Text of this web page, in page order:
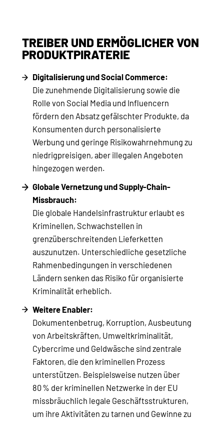
TREIBER UND ERMÖGLICHER VON
PRODUKTPIRATERIE
Digitalisierung und Social Commerce:
Die zunehmende Digitalisierung sowie die
Rolle von Social Media und Influencern
fördern den Absatz gefälschter Produkte, da
Konsumenten durch personalisierte
Werbung und geringe Risikowahrnehmung zu
niedrigpreisigen, aber illegalen Angeboten
hingezogen werden.
Globale Vernetzung und Supply-Chain-
Missbrauch:
Die globale Handelsinfrastruktur erlaubt es
Kriminellen, Schwachstellen in
grenzüberschreitenden Lieferketten
auszunutzen. Unterschiedliche gesetzliche
Rahmenbedingungen in verschiedenen
Ländern senken das Risiko für organisierte
Kriminalität erheblich.
Weitere Enabler:
Dokumentenbetrug, Korruption, Ausbeutung
von Arbeitskräften, Umweltkriminalität,
Cybercrime und Geldwäsche sind zentrale
Faktoren, die den kriminellen Prozess
unterstützen. Beispielsweise nutzen über
80 % der kriminellen Netzwerke in der EU
missbräuchlich legale Geschäftsstrukturen,
um ihre Aktivitäten zu tarnen und Gewinne zu